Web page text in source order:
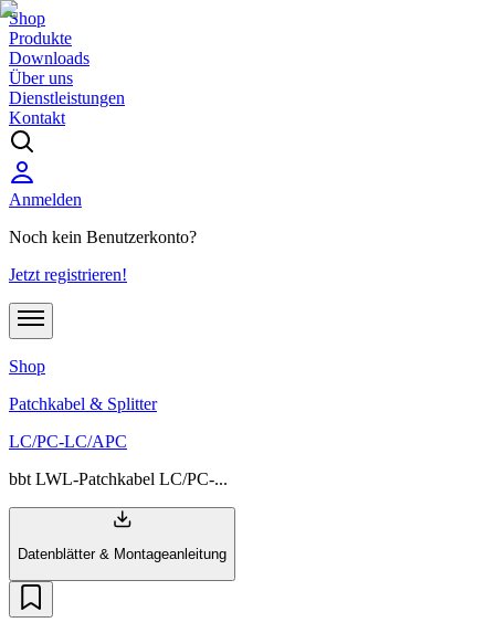
Shop
Produkte
Downloads
Über uns
Dienstleistungen
Kontakt
Anmelden
Noch kein Benutzerkonto?
Jetzt registrieren!
Shop
Patchkabel & Splitter
LC/PC-LC/APC
bbt LWL-Patchkabel LC/PC-...
Datenblätter & Montageanleitung